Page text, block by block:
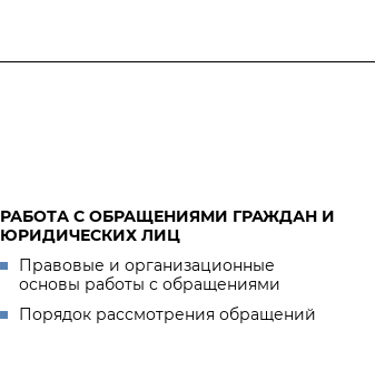
РАБОТА С ОБРАЩЕНИЯМИ ГРАЖДАН И
ЮРИДИЧЕСКИХ ЛИЦ
Правовые и организационные
основы работы с обращениями
Порядок рассмотрения обращений